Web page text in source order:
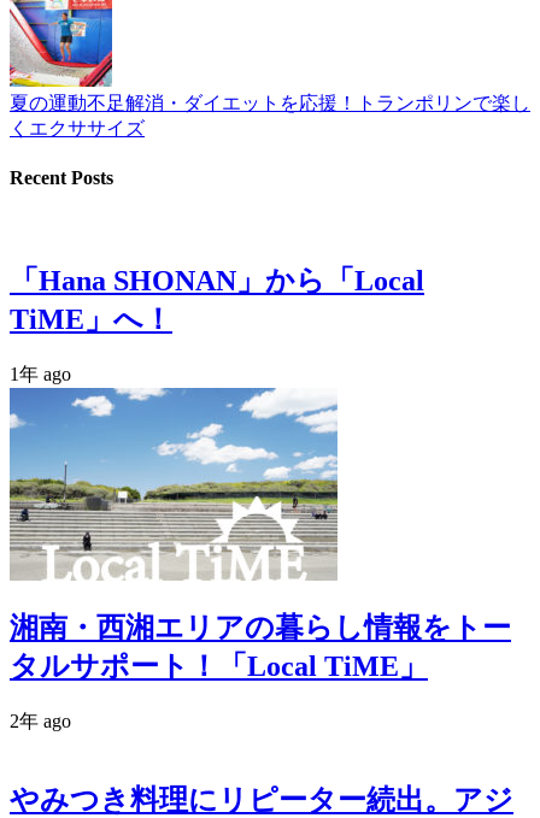
夏の運動不足解消・ダイエットを応援！トランポリンで楽し
くエクササイズ
Recent Posts
「Hana SHONAN」から「Local
TiME」へ！
1年 ago
湘南・西湘エリアの暮らし情報をトー
タルサポート！「Local TiME」
2年 ago
やみつき料理にリピーター続出。アジ